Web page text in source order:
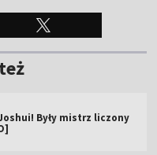
Były mistrz liczony